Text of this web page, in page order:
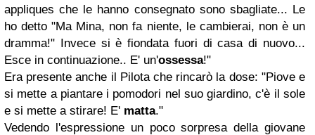
appliques che le hanno consegnato sono sbagliate... Le
ho detto "Ma Mina, non fa niente, le cambierai, non è un
dramma!" Invece si è fiondata fuori di casa di nuovo...
Esce in continuazione.. E' un'ossessa!"
Era presente anche il Pilota che rincarò la dose: "Piove e
si mette a piantare i pomodori nel suo giardino, c'è il sole
e si mette a stirare! E' matta."
Vedendo l'espressione un poco sorpresa della giovane